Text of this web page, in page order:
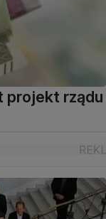
projekt rządu